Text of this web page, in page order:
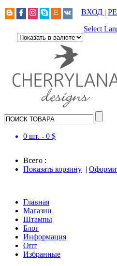
ВХОД |
Select
0 шт. - 0 $
Всего :
Показать корзину |
Главная
Магазин
Штампы
Блог
Информация
Опт
Избранные